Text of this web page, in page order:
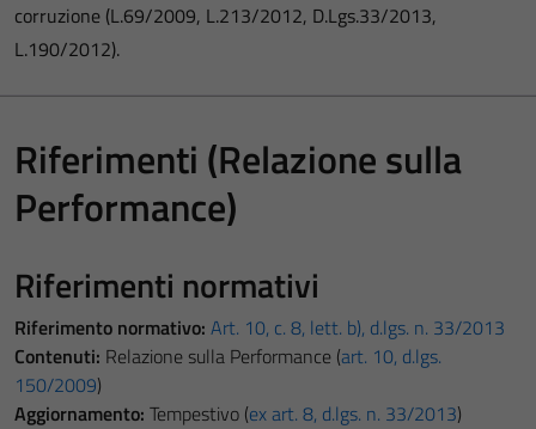
corruzione (L.69/2009, L.213/2012, D.Lgs.33/2013,
L.190/2012).
Riferimenti (Relazione sulla
Performance)
Riferimenti normativi
Riferimento normativo: Art. 10, c. 8, lett. b), d.lgs. n. 33/2013
Contenuti: Relazione sulla Performance (art. 10, d.lgs.
150/2009)
Aggiornamento: Tempestivo (ex art. 8, d.lgs. n. 33/2013)